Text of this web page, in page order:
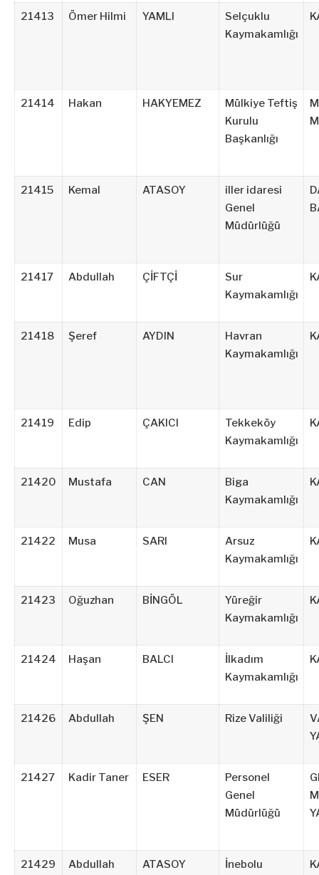
21413 Ömer Hilmi YAMLI
Selçuklu
Kaymakamlığı
21414 Hakan HAKYEMEZ
Mülkiye Teftiş
Kurulu
Başkanlığı
21415 Kemal ATASOY
iller idaresi
Genel
Müdürlüğü
21417 Abdullah ÇİFTÇİ
Sur
Kaymakamlığı
21418 Şeref AYDIN
Havran
Kaymakamlığı
21419 Edip ÇAKICI
Tekkeköy
Kaymakamlığı
21420 Mustafa CAN
Biga
Kaymakamlığı
21422 Musa SARI
Arsuz
Kaymakamlığı
21423 Oğuzhan BİNGÖL
Yüreğir
Kaymakamlığı
21424 Haşan BALCI
İlkadım
Kaymakamlığı
21426 Abdullah ŞEN Rize Valiliği
21427 Kadir Taner ESER
Personel
Genel
Müdürlüğü
21429
Abdullah
ATASOY
İnebolu